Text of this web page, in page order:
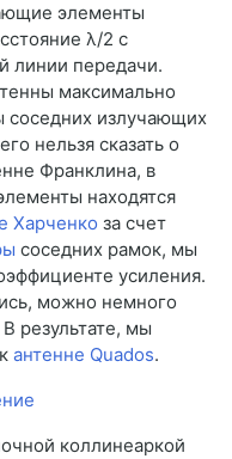
элементы
λ/2 с
линии передачи.
максимально
соседних излучающих
нельзя сказать о
Франклина, в
находятся
Харченко за счет
соседних рамок, мы
усиления.
можно немного
результате, мы
антенне Quados.
коллинеаркой